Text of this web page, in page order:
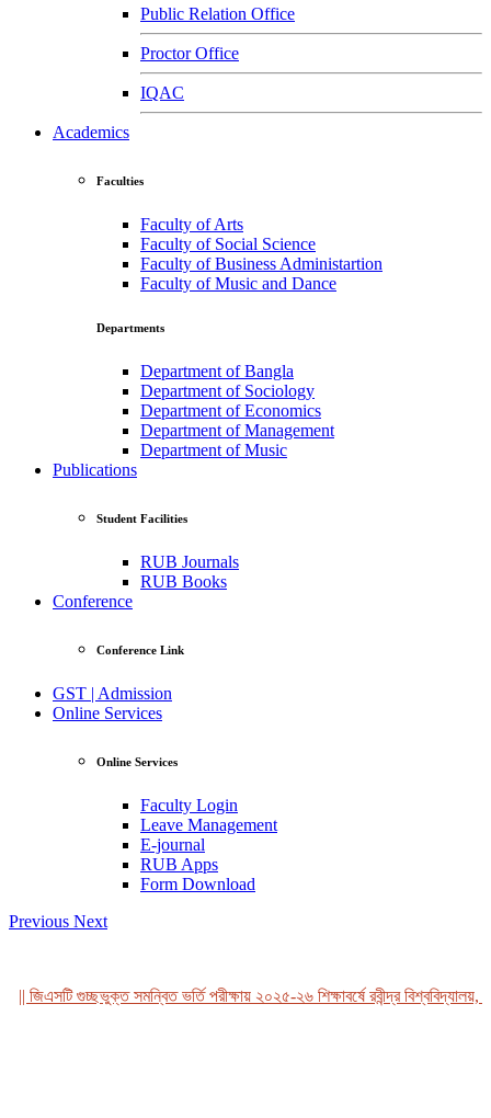
Public Relation Office
Proctor Office
IQAC
Academics
Faculties
Faculty of Arts
Faculty of Social Science
Faculty of Business Administartion
Faculty of Music and Dance
Departments
Department of Bangla
Department of Sociology
Department of Economics
Department of Management
Department of Music
Publications
Student Facilities
RUB Journals
RUB Books
Conference
Conference Link
GST | Admission
Online Services
Online Services
Faculty Login
Leave Management
E-journal
RUB Apps
Form Download
Previous Next
জিএসটি গুচ্ছভুক্ত সমন্বিত ভর্তি পরীক্ষায় ২০২৫-২৬ শিক্ষাবর্ষে রবীন্দ্র বিশ্ববিদ্যালয়,